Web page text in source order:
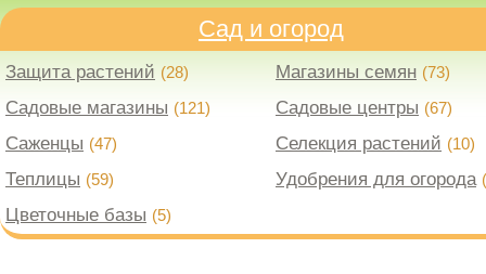
Сад и огород
Защита растений (28) Магазины семян (73)
Садовые магазины (121) Садовые центры (67)
Саженцы (47) Селекция растений (10)
Теплицы (59) Удобрения для огорода
Цветочные базы (5)